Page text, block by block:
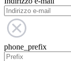
phone_prefix